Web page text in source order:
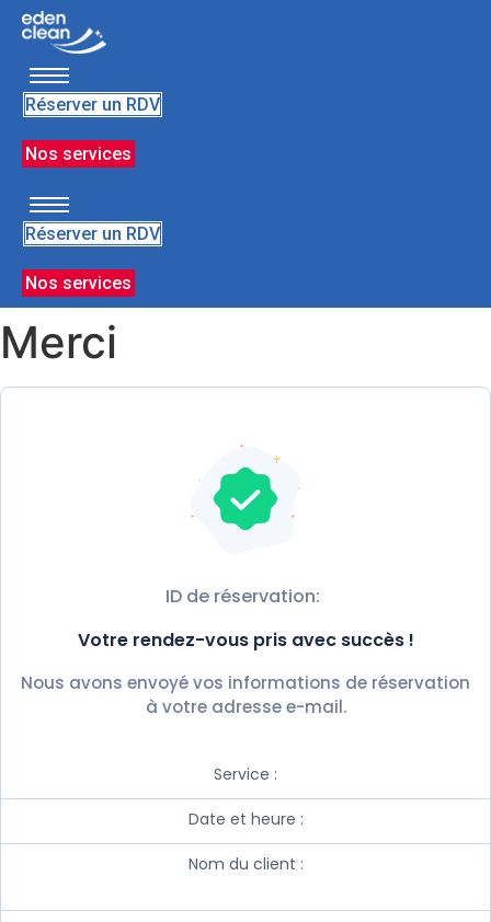
Réserver un RDV
Nos services
Réserver un RDV
Nos services
Merci
ID de réservation:
Votre rendez-vous pris avec succès !
Nous avons envoyé vos informations de réservation
à votre adresse e-mail.
Service :
Date et heure :
Nom du client :